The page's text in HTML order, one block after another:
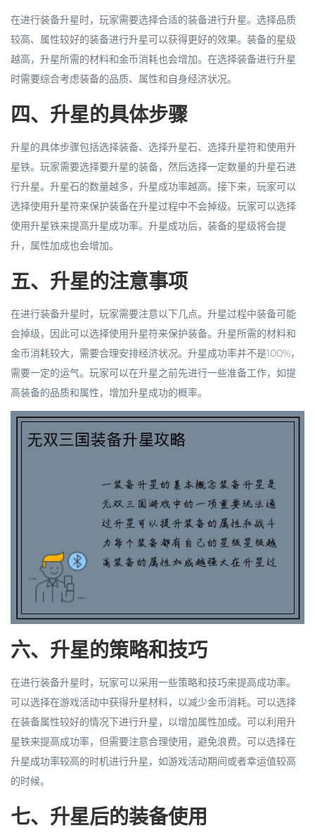
在进行装备升星时，玩家需要选择合适的装备进行升星。选择品质
较高、属性较好的装备进行升星可以获得更好的效果。装备的星级
越高，升星所需的材料和金币消耗也会增加。在选择装备进行升星
时需要综合考虑装备的品质、属性和自身经济状况。
四、升星的具体步骤
升星的具体步骤包括选择装备、选择升星石、选择升星符和使用升
星铁。玩家需要选择要升星的装备，然后选择一定数量的升星石进
行升星。升星石的数量越多，升星成功率越高。接下来，玩家可以
选择使用升星符来保护装备在升星过程中不会掉级。玩家可以选择
使用升星铁来提高升星成功率。升星成功后，装备的星级将会提
升，属性加成也会增加。
五、升星的注意事项
在进行装备升星时，玩家需要注意以下几点。升星过程中装备可能
会掉级，因此可以选择使用升星符来保护装备。升星所需的材料和
金币消耗较大，需要合理安排经济状况。升星成功率并不是100%，
需要一定的运气。玩家可以在升星之前先进行一些准备工作，如提
高装备的品质和属性，增加升星成功的概率。
六、升星的策略和技巧
在进行装备升星时，玩家可以采用一些策略和技巧来提高成功率。
可以选择在游戏活动中获得升星材料，以减少金币消耗。可以选择
在装备属性较好的情况下进行升星，以增加属性加成。可以利用升
星铁来提高成功率，但需要注意合理使用，避免浪费。可以选择在
升星成功率较高的时机进行升星，如游戏活动期间或者幸运值较高
的时候。
七、升星后的装备使用